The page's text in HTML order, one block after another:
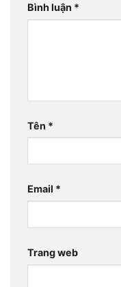
Bình luận *
Tên *
Email *
Trang web